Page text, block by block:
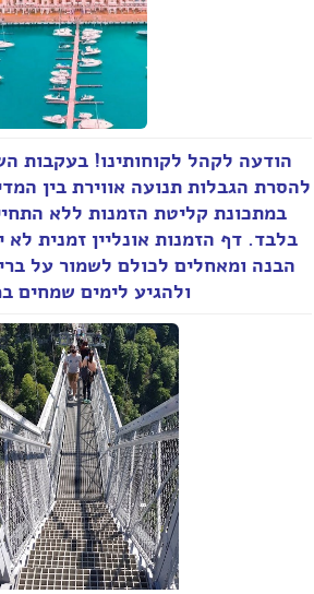
הודעה לקהל לקוחותינו! בעקבות
להסרת הגבלות תנועה אווירת בין
במתכונת קליטת הזמנות ללא
בלבד. דף הזמנות אונליין זמנית
הבנה ומאחלים לכולם לשמור על
ולהגיע לימים שמחים